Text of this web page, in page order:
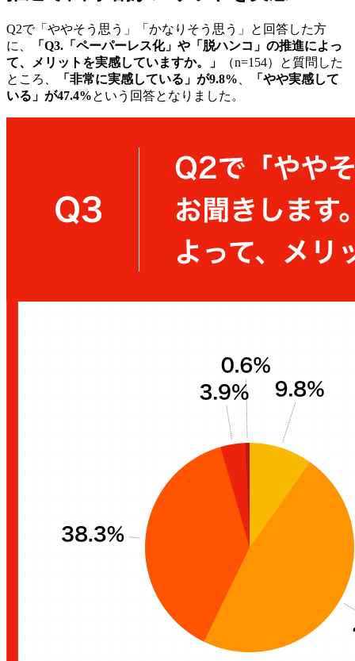
Q2で「ややそう思う」「かなりそう思う」と回答した方
に、
「Q3.「ペーパーレス化」や「脱ハンコ」の推進によっ
て、メリットを実感していますか。」
（n=154）と質問した
ところ、
「非常に実感している」が9.8%
「やや実感して
いる」が47.4%という回答となりました。